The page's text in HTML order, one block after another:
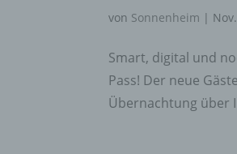
von Sonnenheim |
Smart, digital und
Pass! Der neue
Übernachtung über